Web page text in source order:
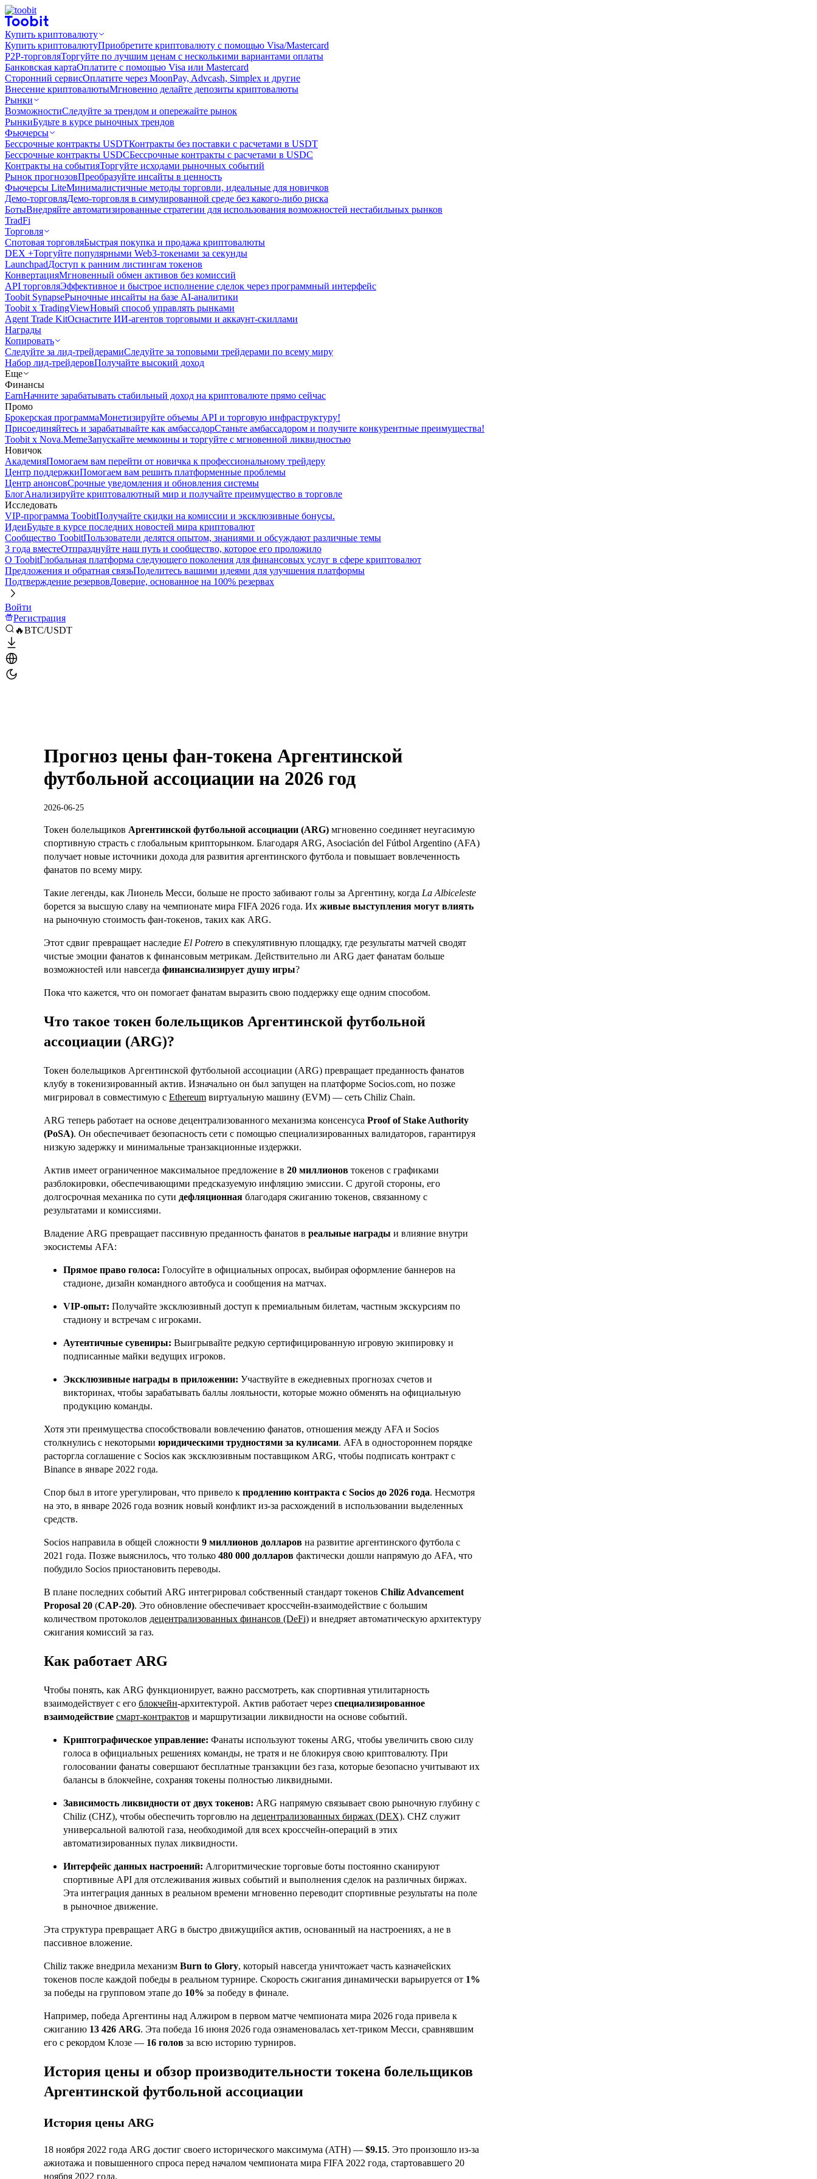
Купить криптовалюту
Купить криптовалютуПриобретите криптовалюту с помощью Visa/Mastercard
P2P-торговляТоргуйте по лучшим ценам с несколькими вариантами оплаты
Банковская картаОплатите с помощью Visa или Mastercard
Сторонний сервисОплатите через MoonPay, Advcash, Simplex и другие
Внесение криптовалютыМгновенно делайте депозиты криптовалюты
Рынки
ВозможностиСледуйте за трендом и опережайте рынок
РынкиБудьте в курсе рыночных трендов
Фьючерсы
Бессрочные контракты USDTКонтракты без поставки с расчетами в USDT
Бессрочные контракты USDCБессрочные контракты с расчетами в USDC
Контракты на событияТоргуйте исходами рыночных событий
Рынок прогнозовПреобразуйте инсайты в ценность
Фьючерсы LiteМинималистичные методы торговли, идеальные для новичков
Демо-торговляДемо-торговля в симулированной среде без какого-либо риска
БотыВнедряйте автоматизированные стратегии для использования возможностей нестабильных рынков
TradFi
Торговля
Спотовая торговляБыстрая покупка и продажа криптовалюты
DEX +Торгуйте популярными Web3-токенами за секунды
LaunchpadДоступ к ранним листингам токенов
КонвертацияМгновенный обмен активов без комиссий
API торговляЭффективное и быстрое исполнение сделок через программный интерфейс
Toobit SynapseРыночные инсайты на базе AI-аналитики
Toobit x TradingViewНовый способ управлять рынками
Agent Trade KitОснастите ИИ-агентов торговыми и аккаунт-скиллами
Награды
Копировать
Следуйте за лид-трейдерамиСледуйте за топовыми трейдерами по всему миру
Набор лид-трейдеровПолучайте высокий доход
Еще
Финансы
EarnНачните зарабатывать стабильный доход на криптовалюте прямо сейчас
Промо
Брокерская программаМонетизируйте объемы API и торговую инфраструктуру!
Присоединяйтесь и зарабатывайте как амбассадорСтаньте амбассадором и получите конкурентные преимущества!
Toobit x Nova.MemeЗапускайте мемкоины и торгуйте с мгновенной ликвидностью
Новичок
АкадемияПомогаем вам перейти от новичка к профессиональному трейдеру
Центр поддержкиПомогаем вам решить платформенные проблемы
Центр анонсовСрочные уведомления и обновления системы
БлогАнализируйте криптовалютный мир и получайте преимущество в торговле
Исследовать
VIP-программа ToobitПолучайте скидки на комиссии и эксклюзивные бонусы.
ИдеиБудьте в курсе последних новостей мира криптовалют
Сообщество ToobitПользователи делятся опытом, знаниями и обсуждают различные темы
3 года вместеОтпразднуйте наш путь и сообщество, которое его проложило
О ToobitГлобальная платформа следующего поколения для финансовых услуг в сфере криптовалют
Предложения и обратная связьПоделитесь вашими идеями для улучшения платформы
Подтверждение резервовДоверие, основанное на 100% резервах
Войти
Регистрация
🔥BTC/USDT
Прогноз цены фан-токена Аргентинской
футбольной ассоциации на 2026 год
2026-06-25
Токен болельщиков Аргентинской футбольной ассоциации (ARG) мгновенно соединяет неугасимую
спортивную страсть с глобальным крипторынком. Благодаря ARG, Asociación del Fútbol Argentino (AFA)
получает новые источники дохода для развития аргентинского футбола и повышает вовлеченность
фанатов по всему миру.
Такие легенды, как Лионель Месси, больше не просто забивают голы за Аргентину, когда La Albiceleste
борется за высшую славу на чемпионате мира FIFA 2026 года. Их живые выступления могут влиять
на рыночную стоимость фан-токенов, таких как ARG.
Этот сдвиг превращает наследие El Potrero в спекулятивную площадку, где результаты матчей сводят
чистые эмоции фанатов к финансовым метрикам. Действительно ли ARG дает фанатам больше
возможностей или навсегда финансиализирует душу игры?
Пока что кажется, что он помогает фанатам выразить свою поддержку еще одним способом.
Что такое токен болельщиков Аргентинской футбольной
ассоциации (ARG)?
Токен болельщиков Аргентинской футбольной ассоциации (ARG) превращает преданность фанатов
клубу в токенизированный актив. Изначально он был запущен на платформе Socios.com, но позже
мигрировал в совместимую с Ethereum виртуальную машину (EVM) — сеть Chiliz Chain.
ARG теперь работает на основе децентрализованного механизма консенсуса Proof of Stake Authority
(PoSA). Он обеспечивает безопасность сети с помощью специализированных валидаторов, гарантируя
низкую задержку и минимальные транзакционные издержки.
Актив имеет ограниченное максимальное предложение в 20 миллионов токенов с графиками
разблокировки, обеспечивающими предсказуемую инфляцию эмиссии. С другой стороны, его
долгосрочная механика по сути дефляционная благодаря сжиганию токенов, связанному с
результатами и комиссиями.
Владение ARG превращает пассивную преданность фанатов в реальные награды и влияние внутри
экосистемы AFA:
Прямое право голоса: Голосуйте в официальных опросах, выбирая оформление баннеров на
стадионе, дизайн командного автобуса и сообщения на матчах.
VIP-опыт: Получайте эксклюзивный доступ к премиальным билетам, частным экскурсиям по
стадиону и встречам с игроками.
Аутентичные сувениры: Выигрывайте редкую сертифицированную игровую экипировку и
подписанные майки ведущих игроков.
Эксклюзивные награды в приложении: Участвуйте в ежедневных прогнозах счетов и
викторинах, чтобы зарабатывать баллы лояльности, которые можно обменять на официальную
продукцию команды.
Хотя эти преимущества способствовали вовлечению фанатов, отношения между AFA и Socios
столкнулись с некоторыми юридическими трудностями за кулисами. AFA в одностороннем порядке
расторгла соглашение с Socios как эксклюзивным поставщиком ARG, чтобы подписать контракт с
Binance в январе 2022 года.
Спор был в итоге урегулирован, что привело к продлению контракта с Socios до 2026 года. Несмотря
на это, в январе 2026 года возник новый конфликт из-за расхождений в использовании выделенных
средств.
Socios направила в общей сложности 9 миллионов долларов на развитие аргентинского футбола с
2021 года. Позже выяснилось, что только 480 000 долларов фактически дошли напрямую до AFA, что
побудило Socios приостановить переводы.
В плане последних событий ARG интегрировал собственный стандарт токенов Chiliz Advancement
Proposal 20 (CAP-20). Это обновление обеспечивает кроссчейн-взаимодействие с большим
количеством протоколов децентрализованных финансов (DeFi) и внедряет автоматическую архитектуру
сжигания комиссий за газ.
Как работает ARG
Чтобы понять, как ARG функционирует, важно рассмотреть, как спортивная утилитарность
взаимодействует с его блокчейн-архитектурой. Актив работает через специализированное
взаимодействие смарт-контрактов и маршрутизации ликвидности на основе событий.
Криптографическое управление: Фанаты используют токены ARG, чтобы увеличить свою силу
голоса в официальных решениях команды, не тратя и не блокируя свою криптовалюту. При
голосовании фанаты совершают бесплатные транзакции без газа, которые безопасно учитывают их
балансы в блокчейне, сохраняя токены полностью ликвидными.
Зависимость ликвидности от двух токенов: ARG напрямую связывает свою рыночную глубину с
Chiliz (CHZ), чтобы обеспечить торговлю на децентрализованных биржах (DEX). CHZ служит
универсальной валютой газа, необходимой для всех кроссчейн-операций в этих
автоматизированных пулах ликвидности.
Интерфейс данных настроений: Алгоритмические торговые боты постоянно сканируют
спортивные API для отслеживания живых событий и выполнения сделок на различных биржах.
Эта интеграция данных в реальном времени мгновенно переводит спортивные результаты на поле
в рыночное движение.
Эта структура превращает ARG в быстро движущийся актив, основанный на настроениях, а не в
пассивное вложение.
Chiliz также внедрила механизм Burn to Glory, который навсегда уничтожает часть казначейских
токенов после каждой победы в реальном турнире. Скорость сжигания динамически варьируется от 1%
за победы на групповом этапе до 10% за победу в финале.
Например, победа Аргентины над Алжиром в первом матче чемпионата мира 2026 года привела к
сжиганию 13 426 ARG. Эта победа 16 июня 2026 года ознаменовалась хет-триком Месси, сравнявшим
его с рекордом Клозе — 16 голов за всю историю турниров.
История цены и обзор производительности токена болельщиков
Аргентинской футбольной ассоциации
История цены ARG
18 ноября 2022 года ARG достиг своего исторического максимума (ATH) — $9.15. Это произошло из-за
ажиотажа и повышенного спроса перед началом чемпионата мира FIFA 2022 года, стартовавшего 20
ноября 2022 года.